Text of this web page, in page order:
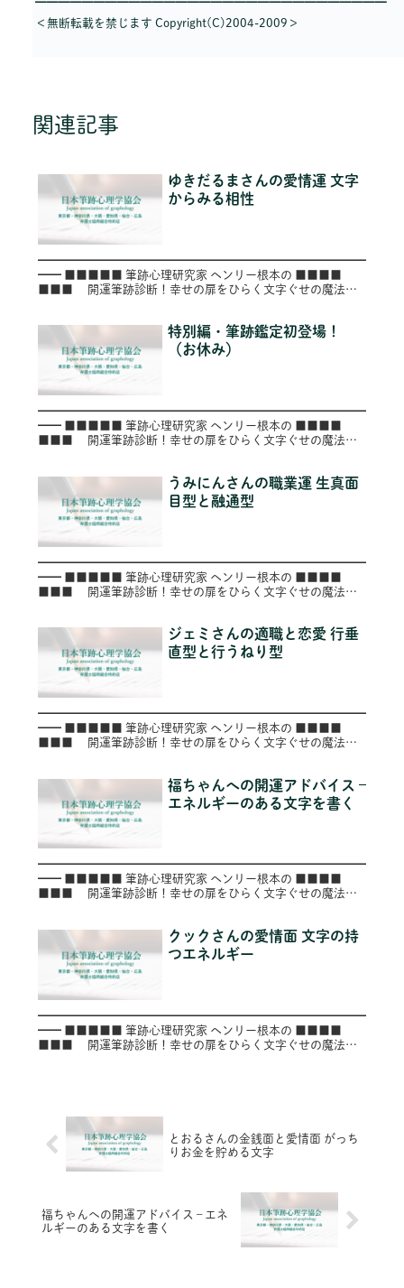
＜無断転載を禁じます Copyright(C)2004-2009＞
関連記事
ゆきだるまさんの愛情運 文字
からみる相性
━━━━━━━━━━━━━━━━━━━━━━━━━━━━
━━ ■■■■■ 筆跡心理研究家 ヘンリー根本の ■■■■
■■■ 開運筆跡診断！幸せの扉をひらく文字ぐせの魔法
特別編・筆跡鑑定初登場！
（お休み）
━━━━━━━━━━━━━━━━━━━━━━━━━━━━
━━ ■■■■■ 筆跡心理研究家 ヘンリー根本の ■■■■
■■■ 開運筆跡診断！幸せの扉をひらく文字ぐせの魔法
うみにんさんの職業運 生真面
目型と融通型
━━━━━━━━━━━━━━━━━━━━━━━━━━━━
━━ ■■■■■ 筆跡心理研究家 ヘンリー根本の ■■■■
■■■ 開運筆跡診断！幸せの扉をひらく文字ぐせの魔法
ジェミさんの適職と恋愛 行垂
直型と行うねり型
━━━━━━━━━━━━━━━━━━━━━━━━━━━━
━━ ■■■■■ 筆跡心理研究家 ヘンリー根本の ■■■■
■■■ 開運筆跡診断！幸せの扉をひらく文字ぐせの魔法
福ちゃんへの開運アドバイス –
エネルギーのある文字を書く
━━━━━━━━━━━━━━━━━━━━━━━━━━━━
━━ ■■■■■ 筆跡心理研究家 ヘンリー根本の ■■■■
■■■ 開運筆跡診断！幸せの扉をひらく文字ぐせの魔法
クックさんの愛情面 文字の持
つエネルギー
━━━━━━━━━━━━━━━━━━━━━━━━━━━━
━━ ■■■■■ 筆跡心理研究家 ヘンリー根本の ■■■■
■■■ 開運筆跡診断！幸せの扉をひらく文字ぐせの魔法
とおるさんの金銭面と愛情面 がっち
りお金を貯める文字
福ちゃんへの開運アドバイス – エネ
ルギーのある文字を書く